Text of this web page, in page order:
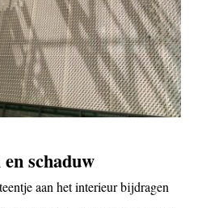
schaduw
aan het interieur bijdragen